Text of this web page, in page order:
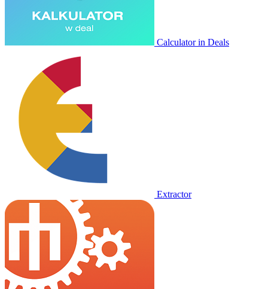
Calculator in Deals
Extractor